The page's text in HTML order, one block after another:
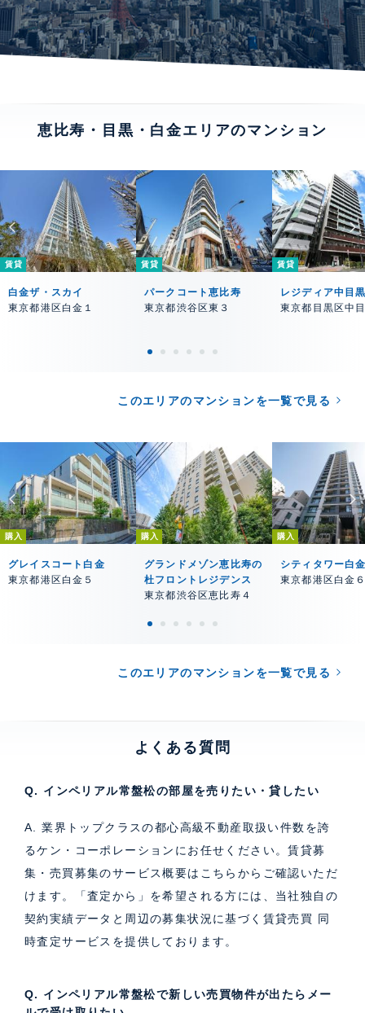
恵比寿・目黒・白金エリアのマンション
賃貸
白金ザ・スカイ
東京都港区白金１
賃貸
パークコート恵比寿
東京都渋谷区東３
賃貸
レジディア中目
東京都目黒区中
このエリアのマンションを一覧で見る
購入
グレイスコート白金
東京都港区白金５
購入
グランドメゾン恵比寿の
杜フロントレジデンス
東京都渋谷区恵比寿４
購入
シティタワー白
東京都港区白金
このエリアのマンションを一覧で見る
よくある質問
Q. インペリアル常盤松の部屋を売りたい・貸したい
A. 業界トップクラスの都心高級不動産取扱い件数を誇
るケン・コーポレーションにお任せください。賃貸募
集・売買募集のサービス概要はこちら からご確認いただ
けます。「査定から」を希望される方には、当社独自の
契約実績データと周辺の募集状況に基づく 賃貸売買 同
時査定サービス を提供しております。
Q. インペリアル常盤松で新しい売買物件が出たらメー